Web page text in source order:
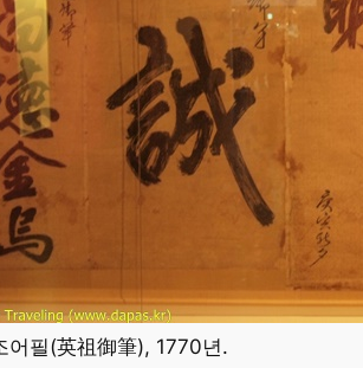
어필(英祖御筆), 1770년.